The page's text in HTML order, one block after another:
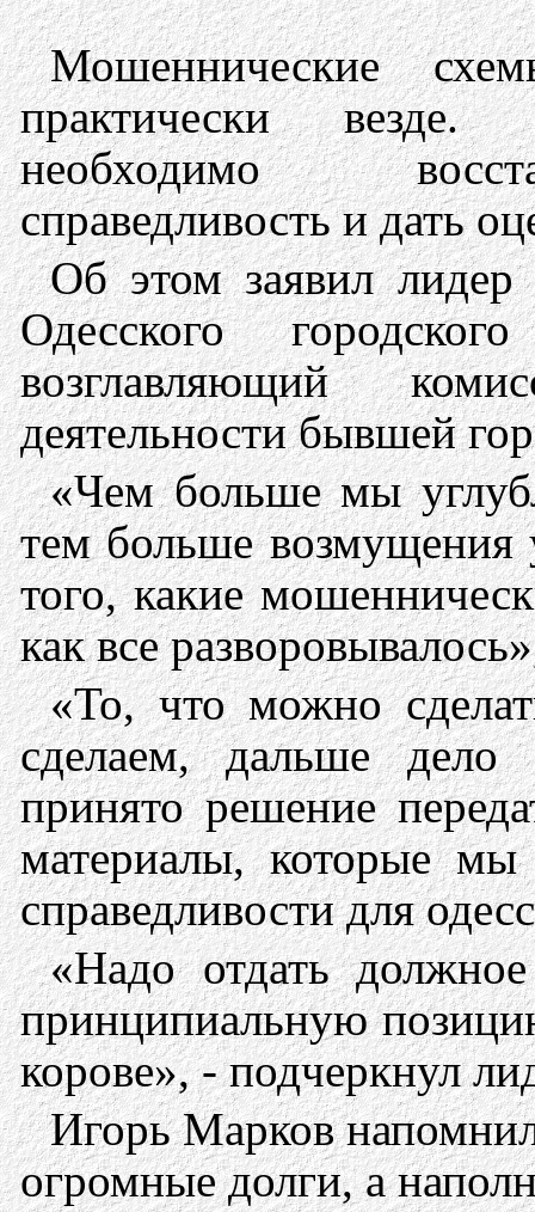
Мошеннические
практически
необходимо
справедливость и дать
Об этом заявил лидер
Одесского
возглавляющий
деятельности бывшей
«Чем больше мы
тем больше возмущения
того, какие
как все
«То, что можно
сделаем, дальше дело
принято решение
материалы, которые
справедливости для
«Надо отдать
принципиальную
корове», - подчеркнул
Игорь Марков
огромные долги, а